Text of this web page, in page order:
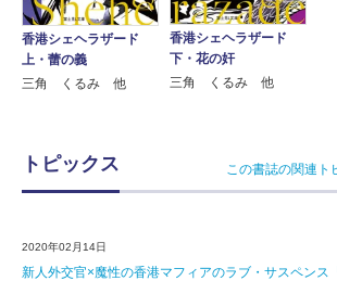
香港シェヘラザード
上・蕾の義
三角 くるみ 他
香港シェヘラザード
下・花の奸
三角 くるみ 他
トピックス この書誌の関連ト
2020年02月14日
新人外交官×魔性の香港マフィアのラブ・サスペンス